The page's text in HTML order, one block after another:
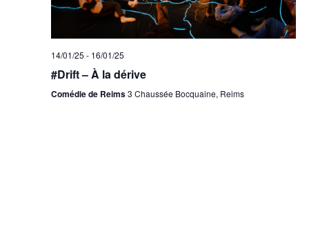
14/01/25 - 16/01/25
#Drift – À la dérive
Comédie de Reims3 Chaussée Bocquaine, Reims